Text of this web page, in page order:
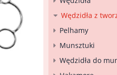
Wędzidła z
Pelhamy
Munsztuki
Wędzidła do